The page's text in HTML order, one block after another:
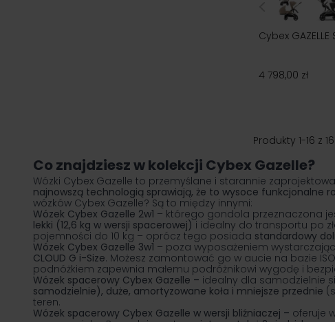
Cybex
4 798,00 zł
Produkty 1-16 z 16
Co znajdziesz w kolekcji Cybex Gazelle?
Wózki Cybex Gazelle to przemyślane i starannie
najnowszą technologią sprawiają, że to wysoce funkcjonalne
wózków Cybex Gazelle? Są to między innymi:
Wózek Cybex Gazelle 2w1 – którego gondola przeznaczona
lekki (12,6 kg w wersji spacerowej)i idealny do transportu po
pojemności do 10 kg – oprócz tego posiada standardowy
Wózek Cybex Gazelle 3w1 – poza wyposażeniem
CLOUD G i-Size. Możesz zamontować go w aucie na bazie
podnóżkiem zapewnia małemu podróżnikowi wygodę i
Wózek spacerowy Cybex Gazelle – idealny dla samodzielnie
samodzielnie), duże, amortyzowane koła i mniejsze przednie
teren.
Wózek spacerowy Cybex Gazelle w wersji bliźniaczej – oferuje